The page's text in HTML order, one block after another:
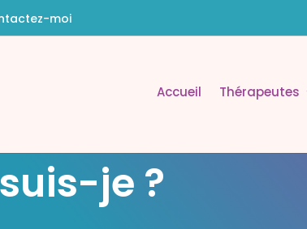
moi
Accueil Thérapeutes
je ?